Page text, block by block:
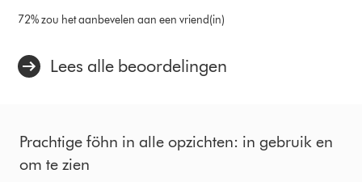
72% zou het aanbevelen aan een vriend(in)
Lees alle beoordelingen
Prachtige föhn in alle opzichten: in gebruik en
om te zien